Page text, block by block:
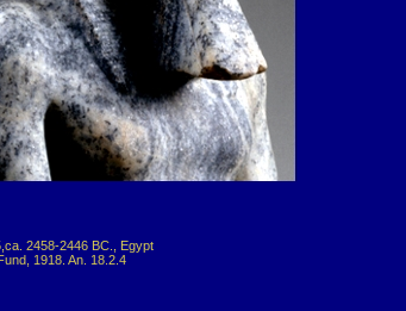
2458-2446 BC., Egypt
1918. An. 18.2.4